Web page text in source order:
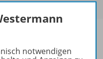
notwendigen